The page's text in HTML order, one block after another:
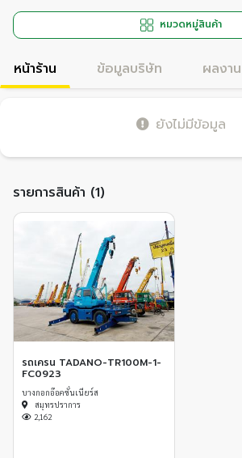
หมวดหมู่สินค้า
หน้าร้าน ข้อมูลบริษัท ผลงาน
ยังไม่มีข้อมูล
รายการสินค้า (1)
รถเครน TADANO-TR100M-1-
FC0923
บางกอกอ๊อคชั่นเนียร์ส
สมุทรปราการ
2,162